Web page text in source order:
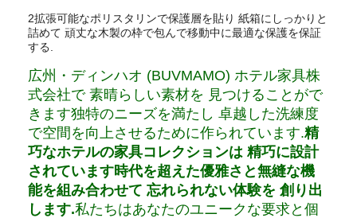
2拡張可能なポリスタリンで保護層を貼り 紙箱にしっかりと
詰めて 頑丈な木製の枠で包んで移動中に最適な保護を保証
する.
広州・ディンハオ (BUVMAMO) ホテル家具株
式会社で 素晴らしい素材を 見つけることがで
きます独特のニーズを満たし 卓越した洗練度
で空間を向上させるために作られています.精
巧なホテルの家具コレクションは 精巧に設計
されています時代を超えた優雅さと無縫な機
能を組み合わせて 忘れられない体験を 創り出
します.私たちはあなたのユニークな要求と個